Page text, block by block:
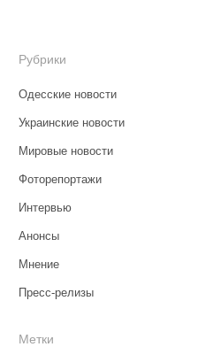
Рубрики
Одесские новости
Украинские новости
Мировые новости
Фоторепортажи
Интервью
Анонсы
Мнение
Пресс-релизы
Метки